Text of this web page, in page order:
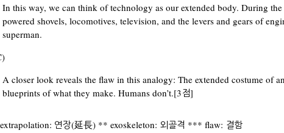
In this way, we can think of technology as our extended body. During
powered shovels, locomotives, television, and the levers and gears of
superman.
A closer look reveals the flaw in this analogy: The extended costume of
blueprints of what they make. Humans don’t.[3점]
연장(延長) ** exoskeleton: 외골격 *** flaw: 결함